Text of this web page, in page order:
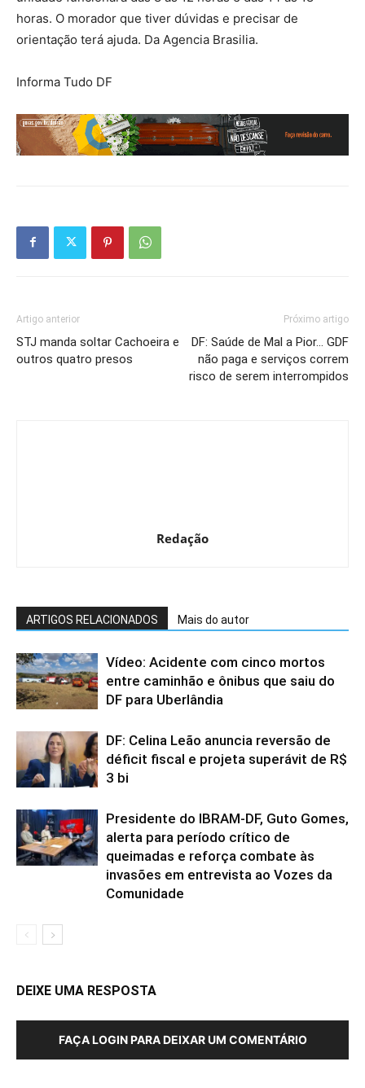
horas. O morador que tiver dúvidas e precisar de
orientação terá ajuda. Da Agencia Brasilia.
Informa Tudo DF
Artigo anterior
STJ manda soltar Cachoeira e
outros quatro presos
Próximo artigo
DF: Saúde de Mal a Pior… GDF
não paga e serviços correm
risco de serem interrompidos
Redação
ARTIGOS RELACIONADOS Mais do autor
Vídeo: Acidente com cinco mortos
entre caminhão e ônibus que saiu do
DF para Uberlândia
DF: Celina Leão anuncia reversão de
déficit fiscal e projeta superávit de R$
3 bi
Presidente do IBRAM-DF, Guto Gomes,
alerta para período crítico de
queimadas e reforça combate às
invasões em entrevista ao Vozes da
Comunidade
DEIXE UMA RESPOSTA
FAÇA LOGIN PARA DEIXAR UM COMENTÁRIO